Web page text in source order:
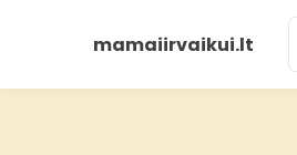
mamaiirvaikui.lt